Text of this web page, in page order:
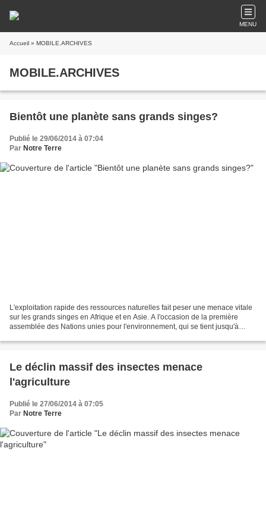
MENU
Accueil » MOBILE.ARCHIVES
MOBILE.ARCHIVES
Bientôt une planète sans grands singes?
Publié le 29/06/2014 à 07:04
Par Notre Terre
L'exploitation rapide des ressources naturelles fait peser une menace vitale
sur les grands singes en Afrique et en Asie. A l'occasion de la première
assemblée des Nations unies pour l'environnement, qui se tient jusqu'à
Le déclin massif des insectes menace
l'agriculture
Publié le 27/06/2014 à 07:05
Par Notre Terre